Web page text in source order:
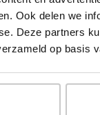
Ook delen we
Deze partners
op basis